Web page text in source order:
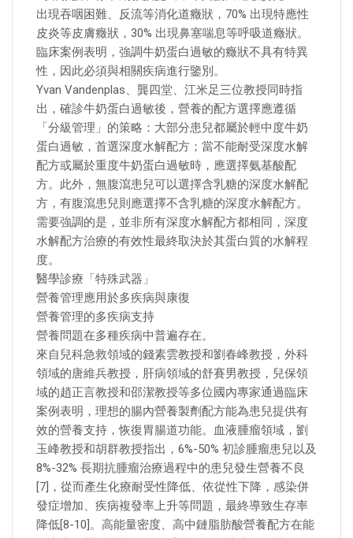
出現吞咽困難、反流等消化道癥狀，70% 出現特應性
皮炎等皮膚癥狀，30% 出現鼻塞喘息等呼吸道癥狀。
臨床案例表明，強調牛奶蛋白過敏的癥狀不具有特異
性，因此必須與相關疾病進行鑒別。
Yvan Vandenplas、龔四堂、江米足三位教授同時指
出，確診牛奶蛋白過敏後，營養的配方選擇應遵循
「分級管理」的策略：大部分患兒都屬於輕中度牛奶
蛋白過敏，首選深度水解配方；當不能耐受深度水解
配方或屬於重度牛奶蛋白過敏時，應選擇氨基酸配
方。此外，無腹瀉患兒可以選擇含乳糖的深度水解配
方，有腹瀉患兒則應選擇不含乳糖的深度水解配方。
需要強調的是，並非所有深度水解配方都相同，深度
水解配方治療的有效性最終取決於其蛋白質的水解程
度。
醫學診療「特殊武器」
營養管理應用於多疾病與康復
營養管理的多疾病支持
營養問題在多種疾病中普遍存在。
來自兒科急救領域的錢素雲教授和劉春峰教授，外科
領域的唐維兵教授，肝病領域的舒賽男教授，兒保領
域的趙正言教授和邵潔教授等多位國內專家通過臨床
案例表明，理想的腸內營養製劑配方能為患兒提供有
效的營養支持，恢復胃腸道功能。血液腫瘤領域，劉
玉峰教授和胡群教授指出，6%-50% 初診腫瘤患兒以及
8%-32% 長期抗腫瘤治療過程中的患兒發生營養不良
[7]，從而產生化療耐受性降低、依從性下降，感染併
發症增加、疾病複發率上升等問題，最終導致生存率
降低[8-10]。高能量密度、高中鏈脂肪酸營養配方在能